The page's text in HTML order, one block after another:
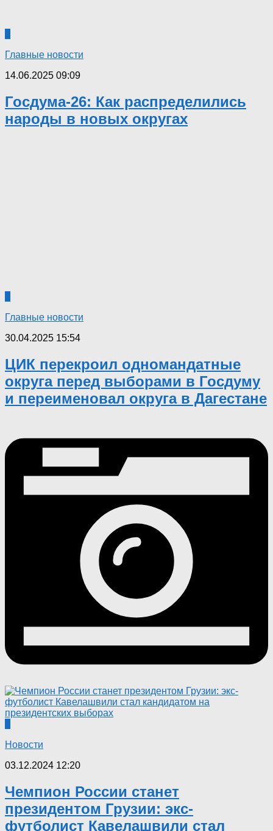
Главные новости
14.06.2025 09:09
Госдума-26: Как распределились
народы в новых округах
Главные новости
30.04.2025 15:54
ЦИК перекроил одномандатные
округа перед выборами в Госдуму
и переименовал округа в Дагестане
Новости
03.12.2024 12:20
Чемпион России станет
президентом Грузии: экс-
футболист Кавелашвили стал